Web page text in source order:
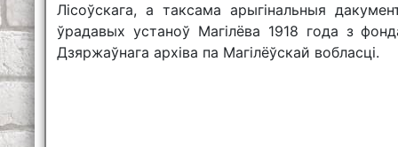
Лісоўскага, а таксама арыгінальныя
ўрадавых устаноў Магілёва 1918 года з
Дзяржаўнага архіва па Магілёўскай вобласці.